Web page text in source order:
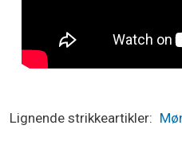
Lignende strikkeartikler